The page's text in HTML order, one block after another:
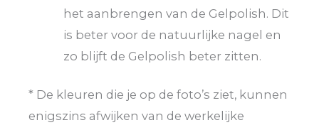
het aanbrengen van de Gelpolish. Dit
is beter voor de natuurlijke nagel en
zo blijft de Gelpolish beter zitten.
* De kleuren die je op de foto’s ziet, kunnen
enigszins afwijken van de werkelijke